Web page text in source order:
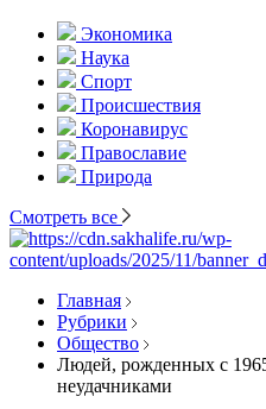
Экономика
Наука
Спорт
Происшествия
Коронавирус
Православие
Природа
Смотреть все
Главная
Рубрики
Общество
Людей, рожденных с
неудачниками